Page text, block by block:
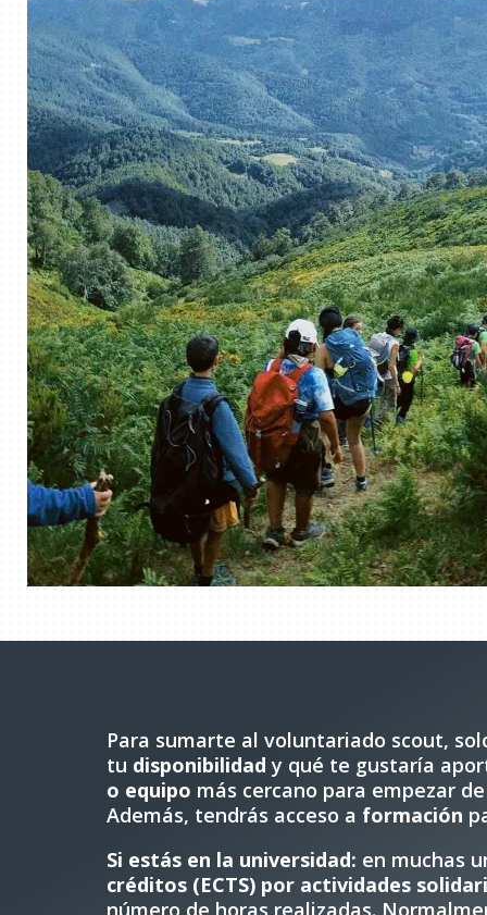
Para sumarte al voluntariado scout,
tu disponibilidad y qué te gustaría
o equipo más cercano para empezar
Además, tendrás acceso a formación
Si estás en la universidad: en muchas
créditos (ECTS) por actividades
número de horas realizadas.